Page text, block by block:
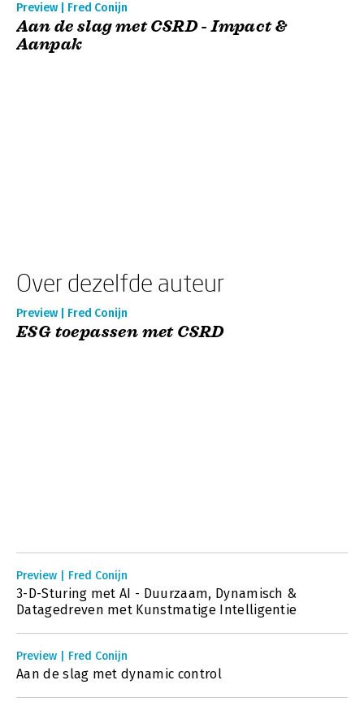
Preview | Fred Conijn
Aan de slag met CSRD - Impact &
Aanpak
Over dezelfde auteur
Preview | Fred Conijn
ESG toepassen met CSRD
Preview | Fred Conijn
3-D-Sturing met AI - Duurzaam, Dynamisch &
Datagedreven met Kunstmatige Intelligentie
Preview | Fred Conijn
Aan de slag met dynamic control